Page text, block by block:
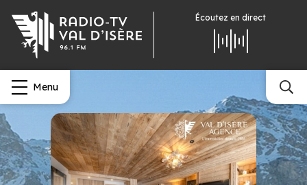
Écoutez en direct
Menu